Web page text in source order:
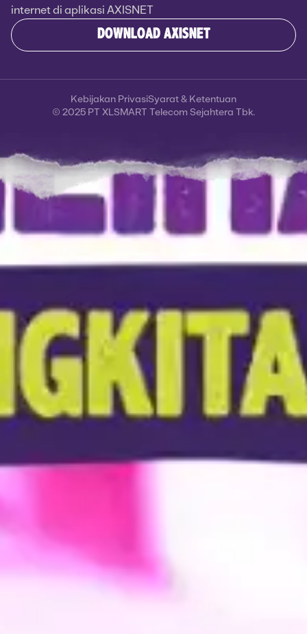
internet di aplikasi AXISNET
DOWNLOAD AXISNET
© 2025 PT XLSMART Telecom Sejahtera Tbk.
Kebijakan PrivasiSyarat & Ketentuan